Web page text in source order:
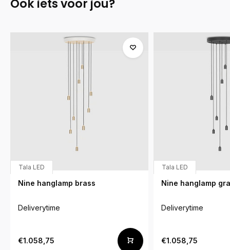
Ook iets voor jou?
Tala LED
Nine hanglamp brass
Deliverytime
€1.058,75
Tala LED
Nine hanglamp
Deliverytime
€1.058,75